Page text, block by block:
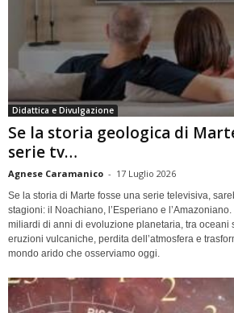
Didattica e Divulgazione
Se la storia geologica di
serie tv…
Agnese Caramanico - 17 Luglio 2026
Se la storia di Marte fosse una serie televisiva,
stagioni: il Noachiano, l’Esperiano e
miliardi di anni di evoluzione planetaria, tra oceani
eruzioni vulcaniche, perdita dell’atmosfera e
mondo arido che osserviamo oggi.